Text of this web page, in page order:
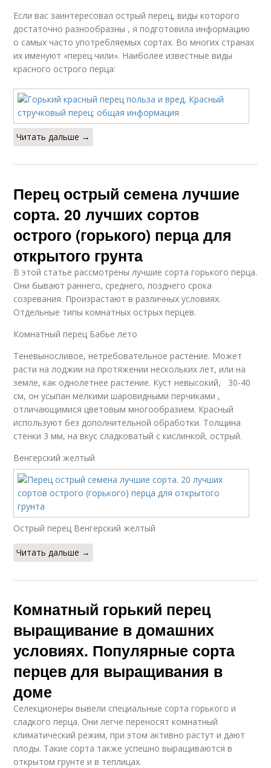
Если вас заинтересовал острый перец, виды которого
достаточно разнообразны , я подготовила информацию
о самых часто употребляемых сортах. Во многих странах
их именуют «перец чили». Наиболее известные виды
красного острого перца:
Читать дальше →
Перец острый семена лучшие
сорта. 20 лучших сортов
острого (горького) перца для
открытого грунта
В этой статье рассмотрены лучшие сорта горького перца.
Они бывают раннего, среднего, позднего срока
созревания. Произрастают в различных условиях.
Отдельные типы комнатных острых перцев.
Комнатный перец Бабье лето
Теневыносливое, нетребовательное растение. Может
расти на лоджии на протяжении нескольких лет, или на
земле, как однолетнее растение. Куст невысокий, 30-40
см, он усыпан мелкими шаровидными перчиками ,
отличающимися цветовым многообразием. Красный
используют без дополнительной обработки. Толщина
стенки 3 мм, на вкус сладковатый с кислинкой, острый.
Венгерский желтый
Острый перец Венгерский желтый
Читать дальше →
Комнатный горький перец
выращивание в домашних
условиях. Популярные сорта
перцев для выращивания в
доме
Селекционеры вывели специальные сорта горького и
сладкого перца. Они легче переносят комнатный
климатический режим, при этом активно растут и дают
плоды. Такие сорта также успешно выращиваются в
открытом грунте и в теплицах.